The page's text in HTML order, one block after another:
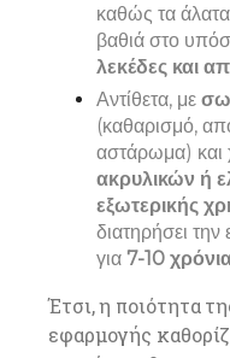
καθώς τα
βαθιά στο
λεκέδες και
Αντίθετα, με
(καθαρισμό,
αστάρωμα) και
ακρυλικών ή
εξωτερικής
διατηρήσει την
για 7-10
Έτσι, η ποιότητα
εφαρμογής